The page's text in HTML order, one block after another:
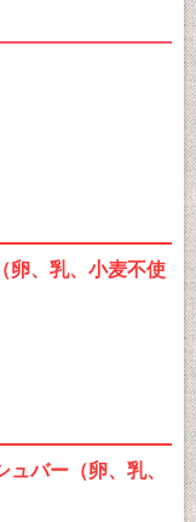
卵、乳、小麦不使
バー（卵、乳、